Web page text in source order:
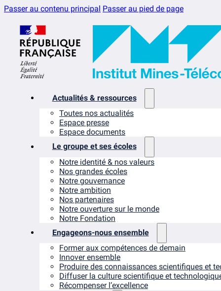
Passer au contenu principal Passer au pied de page
Actualités & ressources
Toutes nos actualités
Espace presse
Espace documents
Le groupe et ses écoles
Notre identité & nos valeurs
Nos grandes écoles
Notre gouvernance
Notre ambition
Nos partenaires
Notre ouverture sur le monde
Notre Fondation
Engageons-nous ensemble
Former aux compétences de demain
Innover ensemble
Produire des connaissances scientifiques et
Diffuser la culture scientifique et
Récompenser l’excellence